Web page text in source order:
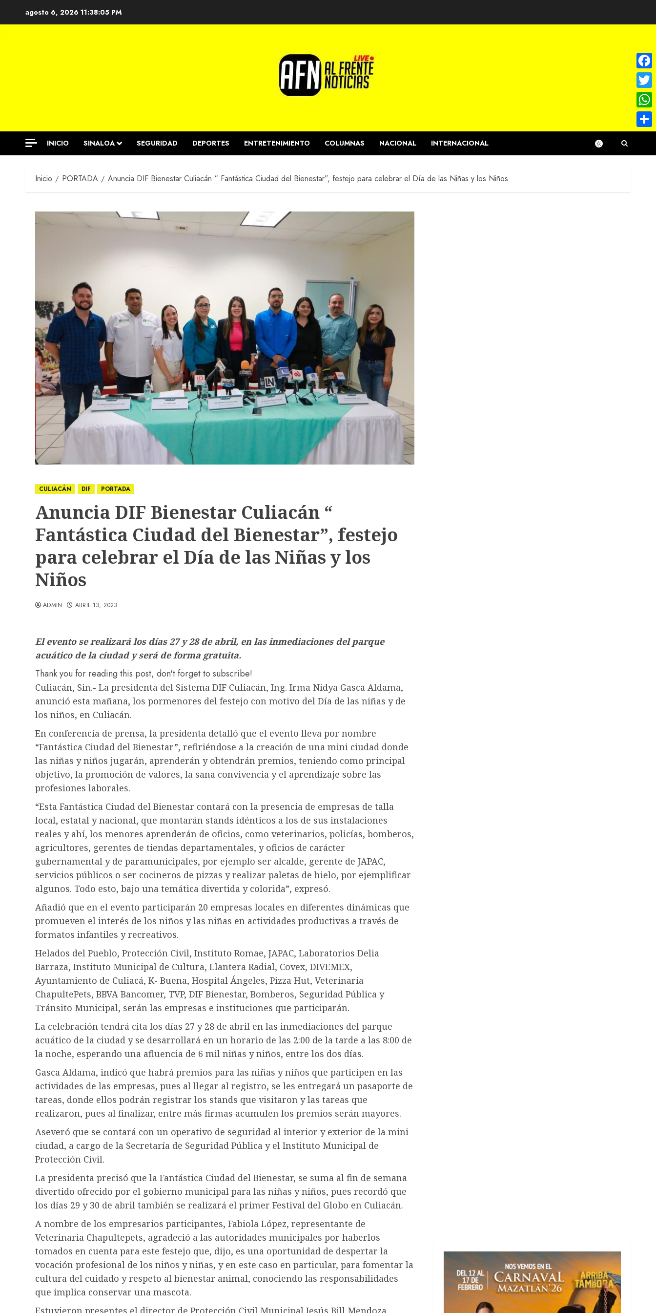
agosto 6, 2026 11:38:05 PM
INICIO SINALOA SEGURIDAD DEPORTES ENTRETENIMIENTO COLUMNAS NACIONAL INTERNACIONAL
Inicio PORTADA Anuncia DIF Bienestar Culiacán “ Fantástica Ciudad del Bienestar”, festejo para celebrar el Día de las Niñas y los Niños
CULIACÁN DIF PORTADA
Anuncia DIF Bienestar Culiacán “
Fantástica Ciudad del Bienestar”, festejo
para celebrar el Día de las Niñas y los
Niños
ADMIN ABRIL 13, 2023
El evento se realizará los días 27 y 28 de abril, en las inmediaciones del parque
acuático de la ciudad y será de forma gratuita.
Thank you for reading this post, don't forget to subscribe!
Culiacán, Sin.- La presidenta del Sistema DIF Culiacán, Ing. Irma Nidya Gasca Aldama,
anunció esta mañana, los pormenores del festejo con motivo del Día de las niñas y de
los niños, en Culiacán.
En conferencia de prensa, la presidenta detalló que el evento lleva por nombre
“Fantástica Ciudad del Bienestar”, refiriéndose a la creación de una mini ciudad donde
las niñas y niños jugarán, aprenderán y obtendrán premios, teniendo como principal
objetivo, la promoción de valores, la sana convivencia y el aprendizaje sobre las
profesiones laborales.
“Esta Fantástica Ciudad del Bienestar contará con la presencia de empresas de talla
local, estatal y nacional, que montarán stands idénticos a los de sus instalaciones
reales y ahí, los menores aprenderán de oficios, como veterinarios, policías, bomberos,
agricultores, gerentes de tiendas departamentales, y oficios de carácter
gubernamental y de paramunicipales, por ejemplo ser alcalde, gerente de JAPAC,
servicios públicos o ser cocineros de pizzas y realizar paletas de hielo, por ejemplificar
algunos. Todo esto, bajo una temática divertida y colorida”, expresó.
Añadió que en el evento participarán 20 empresas locales en diferentes dinámicas que
promueven el interés de los niños y las niñas en actividades productivas a través de
formatos infantiles y recreativos.
Helados del Pueblo, Protección Civil, Instituto Romae, JAPAC, Laboratorios Delia
Barraza, Instituto Municipal de Cultura, Llantera Radial, Covex, DIVEMEX,
Ayuntamiento de Culiacá, K- Buena, Hospital Ángeles, Pizza Hut, Veterinaria
ChapultePets, BBVA Bancomer, TVP, DIF Bienestar, Bomberos, Seguridad Pública y
Tránsito Municipal, serán las empresas e instituciones que participarán.
La celebración tendrá cita los días 27 y 28 de abril en las inmediaciones del parque
acuático de la ciudad y se desarrollará en un horario de las 2:00 de la tarde a las 8:00 de
la noche, esperando una afluencia de 6 mil niñas y niños, entre los dos días.
Gasca Aldama, indicó que habrá premios para las niñas y niños que participen en las
actividades de las empresas, pues al llegar al registro, se les entregará un pasaporte de
tareas, donde ellos podrán registrar los stands que visitaron y las tareas que
realizaron, pues al finalizar, entre más firmas acumulen los premios serán mayores.
Aseveró que se contará con un operativo de seguridad al interior y exterior de la mini
ciudad, a cargo de la Secretaría de Seguridad Pública y el Instituto Municipal de
Protección Civil.
La presidenta precisó que la Fantástica Ciudad del Bienestar, se suma al fin de semana
divertido ofrecido por el gobierno municipal para las niñas y niños, pues recordó que
los días 29 y 30 de abril también se realizará el primer Festival del Globo en Culiacán.
A nombre de los empresarios participantes, Fabiola López, representante de
Veterinaria Chapultepets, agradeció a las autoridades municipales por haberlos
tomados en cuenta para este festejo que, dijo, es una oportunidad de despertar la
vocación profesional de los niños y niñas, y en este caso en particular, para fomentar la
cultura del cuidado y respeto al bienestar animal, conociendo las responsabilidades
que implica conservar una mascota.
Estuvieron presentes el director de Protección Civil Municipal Jesús Bill Mendoza